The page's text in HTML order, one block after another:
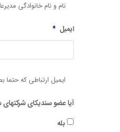
نام و نام خانوادگی
ایمیل *
ایمیل ارتباطی که حتما
آیا عضو سندیکای
بله